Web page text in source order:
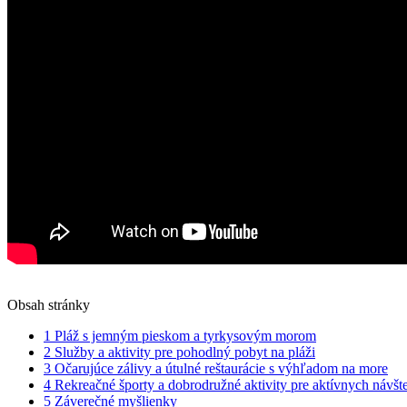
Obsah stránky
1 Pláž s jemným pieskom a tyrkysovým morom
2 Služby a aktivity pre pohodlný pobyt na pláži
3 Očarujúce zálivy a útulné reštaurácie s výhľadom na more
4 Rekreačné športy a dobrodružné aktivity pre aktívnych
5 Záverečné myšlienky